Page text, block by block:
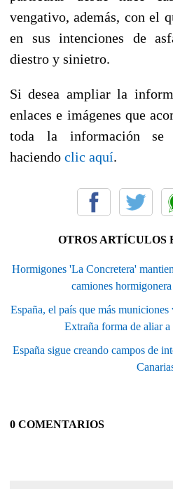
vengativo, además, con el
en sus intenciones de
diestro y sinietro.
Si desea ampliar la
enlaces e imágenes que
toda la información se
haciendo clic aquí.
OTROS ARTÍCULOS
Hormigones 'La Concretera'
camiones
España, el país que más
Extraña forma de aliar
España sigue creando campos de
0 COMENTARIOS